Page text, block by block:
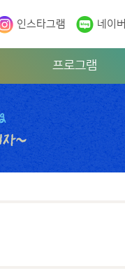
인스타그램 네이
프로그램